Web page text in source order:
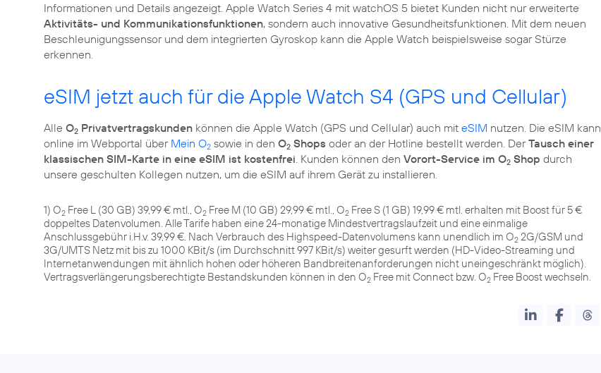
Informationen und Details angezeigt. Apple Watch Series 4 mit watchOS 5 bietet Kunden nicht nur erweiterte
Aktivitäts- und Kommunikationsfunktionen, sondern auch innovative Gesundheitsfunktionen. Mit dem neuen
Beschleunigungssensor und dem integrierten Gyroskop kann die Apple Watch beispielsweise sogar Stürze
erkennen.
eSIM jetzt auch für die Apple Watch S4 (GPS und Cellular)
Alle O2 Privatvertragskunden können die Apple Watch (GPS und Cellular) auch mit eSIM nutzen. Die eSIM kann
online im Webportal über Mein O2 sowie in den O2 Shops oder an der Hotline bestellt werden. DerTausch einer
klassischen SIM-Karte in eine eSIM ist kostenfrei. Kunden können den Vorort-Service im O2 Shop durch
unsere geschulten Kollegen nutzen, um die eSIM auf ihrem Gerät zu installieren.
1) O2 Free L (30 GB) 39,99 € mtl., O2 Free M (10 GB) 29,99 € mtl., O2 Free S (1 GB) 19,99 € mtl. erhalten mit Boost für 5 €
doppeltes Datenvolumen. Alle Tarife haben eine 24-monatige Mindestvertragslaufzeit und eine einmalige
Anschlussgebühr i.H.v. 39,99 €. Nach Verbrauch des Highspeed-Datenvolumens kann unendlich im O2 2G/GSM und
3G/UMTS Netz mit bis zu 1000 KBit/s (im Durchschnitt 997 KBit/s) weiter gesurft werden (HD-Video-Streaming und
Internetanwendungen mit ähnlich hohen oder höheren Bandbreitenanforderungen nicht uneingeschränkt möglich).
Vertragsverlängerungsberechtigte Bestandskunden können in den O2 Free mit Connect bzw. O2 Free Boost wechseln.